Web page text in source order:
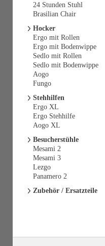
24 Stunden Stuhl
Brasilian Chair
Hocker
Ergo mit Rollen
Ergo mit Bodenwippe
Sedlo mit Rollen
Sedlo mit Bodenwippe
Aogo
Fungo
Stehhilfen
Ergo XL
Ergo Stehhilfe
Aogo XL
Besucherstühle
Mesami 2
Mesami 3
Lezgo
Panamero 2
Zubehör / Ersatzteile